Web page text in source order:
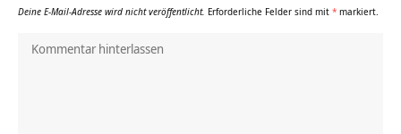
Deine E-Mail-Adresse wird nicht veröffentlicht. Erforderliche Felder sind mit * markiert.